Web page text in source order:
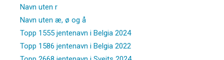
Navn uten r
Navn uten æ, ø og å
Topp 1555 jentenavn i Belgia 2024
Topp 1586 jentenavn i Belgia 2022